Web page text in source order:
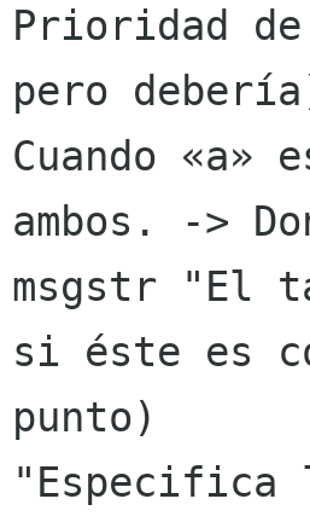
Prioridad
pero
Cuando «a»
ambos. ->
msgstr "El
si éste es
punto)
"Especifica